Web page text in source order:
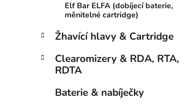
Elf Bar ELFA (dobíjecí baterie,
měnitelné cartridge)
Žhavící hlavy & Cartridge
Clearomizery & RDA, RTA,
RDTA
Baterie & nabíječky